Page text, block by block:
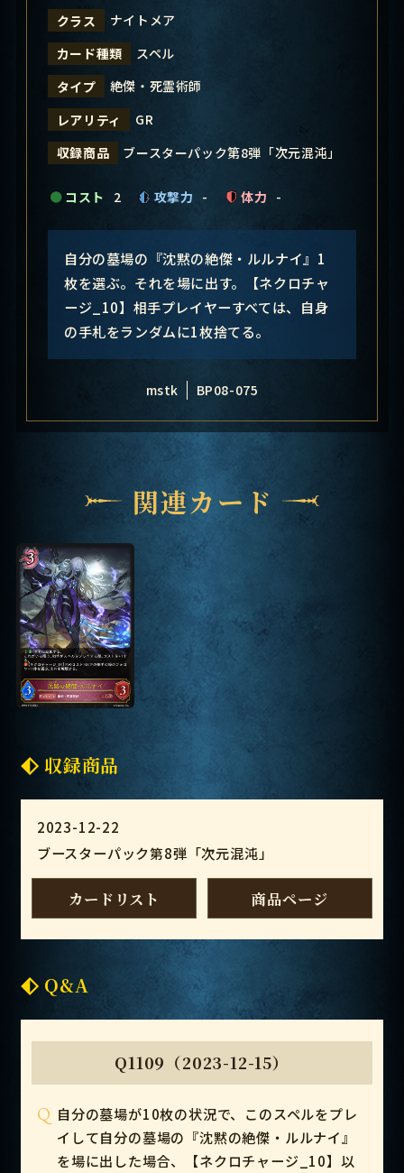
クラス
ナイトメア
カード種類
スペル
タイプ
絶傑・死霊術師
レアリティ
GR
収録商品
ブースターパック第8弾「次元混沌」
コスト 2 攻撃力 - 体力 -
自分の墓場の『沈黙の絶傑・ルルナイ』1
枚を選ぶ。それを場に出す。【ネクロチャ
ージ_10】相手プレイヤーすべては、自身
の手札をランダムに1枚捨てる。
mstk BP08-075
関連カード
収録商品
2023-12-22
ブースターパック第8弾「次元混沌」
カードリスト 商品ページ
Q&A
Q1109（2023-12-15）
Q 自分の墓場が10枚の状況で、このスペルをプレ
イして自分の墓場の『沈黙の絶傑・ルルナイ』
を場に出した場合、【ネクロチャージ_10】以